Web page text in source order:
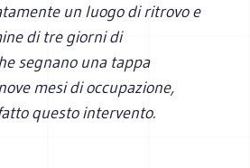
un luogo di ritrovo e
di tre giorni di
segnano una tappa
mesi di occupazione,
questo intervento.